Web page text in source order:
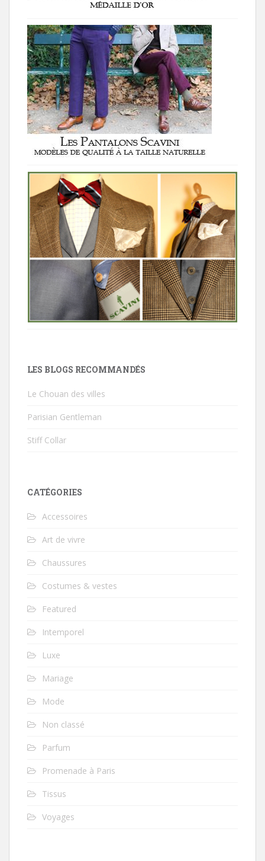
LES BLOGS RECOMMANDÉS
Le Chouan des villes
Parisian Gentleman
Stiff Collar
CATÉGORIES
Accessoires
Art de vivre
Chaussures
Costumes & vestes
Featured
Intemporel
Luxe
Mariage
Mode
Non classé
Parfum
Promenade à Paris
Tissus
Voyages